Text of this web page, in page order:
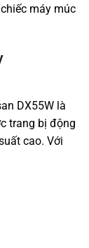
máy múc
DX55W là
trang bị động
cao. Với